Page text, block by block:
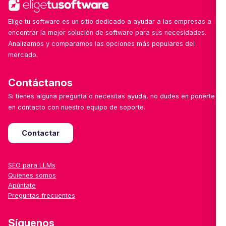
Elige tu software es un sitio dedicado a ayudar a las empresas a
encontrar la mejor solución de software para sus necesidades.
Analizamos y comparamos las opciones más populares del
mercado.
Contáctanos
Si tienes alguna pregunta o necesitas ayuda, no dudes en ponerte
en contacto con nuestro equipo de soporte.
Contactar
SEO para LLMs
Quienes somos
Apúntate
Preguntas frecuentes
Síguenos